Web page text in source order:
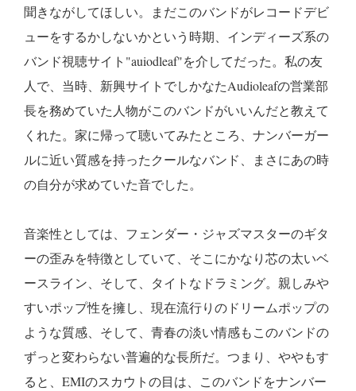
聞きながしてほしい。まだこのバンドがレコードデビ
ューをするかしないかという時期、インディーズ系の
バンド視聴サイト"auiodleaf"を介してだった。私の友
人で、当時、新興サイトでしかなたAudioleafの営業部
長を務めていた人物がこのバンドがいいんだと教えて
くれた。家に帰って聴いてみたところ、ナンバーガー
ルに近い質感を持ったクールなバンド、まさにあの時
の自分が求めていた音でした。
音楽性としては、フェンダー・ジャズマスターのギタ
ーの歪みを特徴としていて、そこにかなり芯の太いベ
ースライン、そして、タイトなドラミング。親しみや
すいポップ性を擁し、現在流行りのドリームポップの
ような質感、そして、青春の淡い情感もこのバンドの
ずっと変わらない普遍的な長所だ。つまり、ややもす
ると、EMIのスカウトの目は、このバンドをナンバー